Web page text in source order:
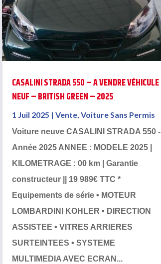
CASALINI STRADA 550 – A VENDRE VÉHICULE
NEUF – BRITISH GREEN – 2025
1 Juil 2025 | Vente, Voiture Sans Permis
Voiture neuve CASALINI STRADA 550 -
Année 2025 ANNEE : MODELE 2025 |
KILOMETRAGE : 00 km | Garantie
constructeur || 19 989€ TTC *
Equipements de série • MOTEUR
LOMBARDINI KOHLER • DIRECTION
ASSISTEE • VITRES ARRIERES
SURTEINTEES • SYSTEME
MULTIMEDIA AVEC ECRAN...